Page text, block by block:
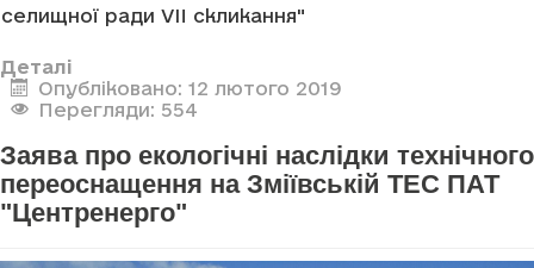
селищної ради VII скликання"
Деталі
Опубліковано: 12 лютого 2019
Перегляди: 554
Заява про екологічні наслідки технічного
переоснащення на Зміївській ТЕС ПАТ
"Центренерго"